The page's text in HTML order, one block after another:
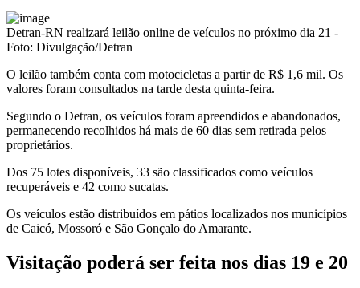
Detran-RN realizará leilão online de veículos no próximo dia 21 -
Foto: Divulgação/Detran
O leilão também conta com motocicletas a partir de R$ 1,6 mil. Os
valores foram consultados na tarde desta quinta-feira.
Segundo o Detran, os veículos foram apreendidos e abandonados,
permanecendo recolhidos há mais de 60 dias sem retirada pelos
proprietários.
Dos 75 lotes disponíveis, 33 são classificados como veículos
recuperáveis e 42 como sucatas.
Os veículos estão distribuídos em pátios localizados nos municípios
de Caicó, Mossoró e São Gonçalo do Amarante.
Visitação poderá ser feita nos dias 19 e 20